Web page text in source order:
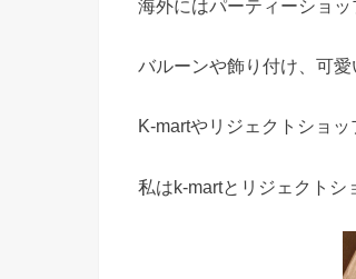
海外にはパーティーショッ
バルーンや飾り付け、可愛
K-martやリジェクトショッ
私はk-martとリジェクトシ